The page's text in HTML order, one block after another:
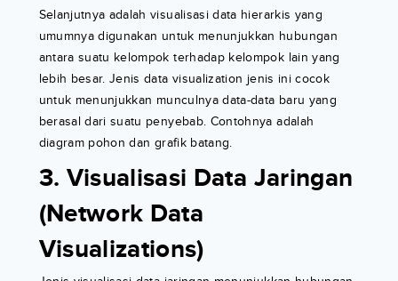
Selanjutnya adalah visualisasi data hierarkis yang
umumnya digunakan untuk menunjukkan hubungan
antara suatu kelompok terhadap kelompok lain yang
lebih besar. Jenis data visualization jenis ini cocok
untuk menunjukkan munculnya data-data baru yang
berasal dari suatu penyebab. Contohnya adalah
diagram pohon dan grafik batang.
3. Visualisasi Data Jaringan
(Network Data
Visualizations)